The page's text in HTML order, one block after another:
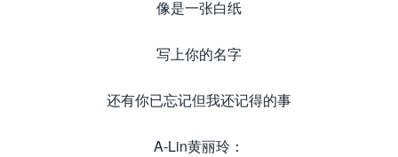
像是一张白纸
写上你的名字
还有你已忘记但我还记得的事
A-Lin黄丽玲：